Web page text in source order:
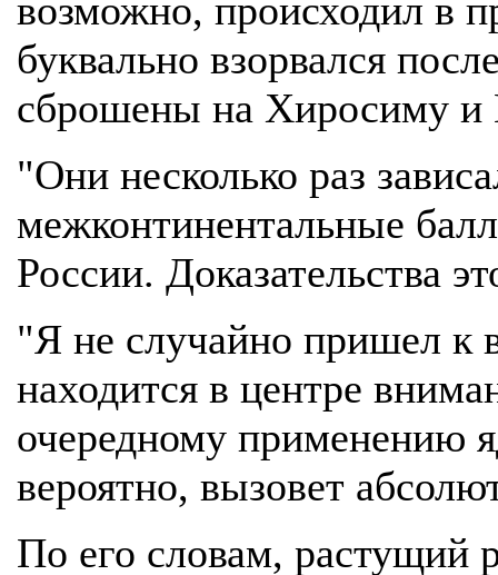
возможно, происходил в
буквально взорвался
сброшены на Хиросиму и
"Они несколько раз
межконтинентальные
России. Доказательства
"Я не случайно пришел к
находится в центре
очередному применению
вероятно, вызовет
По его словам, растущий